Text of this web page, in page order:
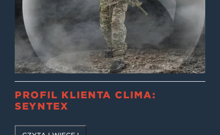
PROFIL KLIENTA CLIMA:
SEYNTEX